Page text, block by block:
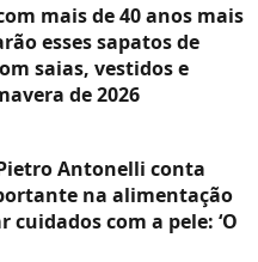
mais de 40 anos mais
esses sapatos de
saias, vestidos e
de 2026
Antonelli conta
na alimentação
cuidados com a pele: ‘O